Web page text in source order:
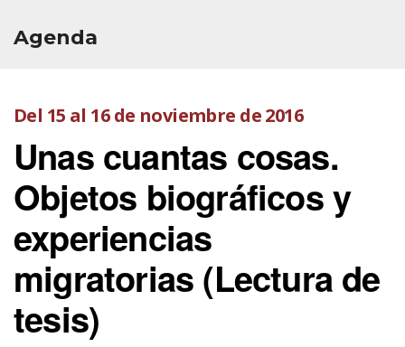
Agenda
Del 15 al 16 de noviembre de 2016
Unas cuantas cosas.
Objetos biográficos y
experiencias
migratorias (Lectura de
tesis)